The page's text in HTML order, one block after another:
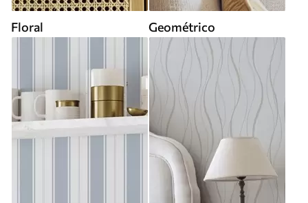
Floral Geométrico